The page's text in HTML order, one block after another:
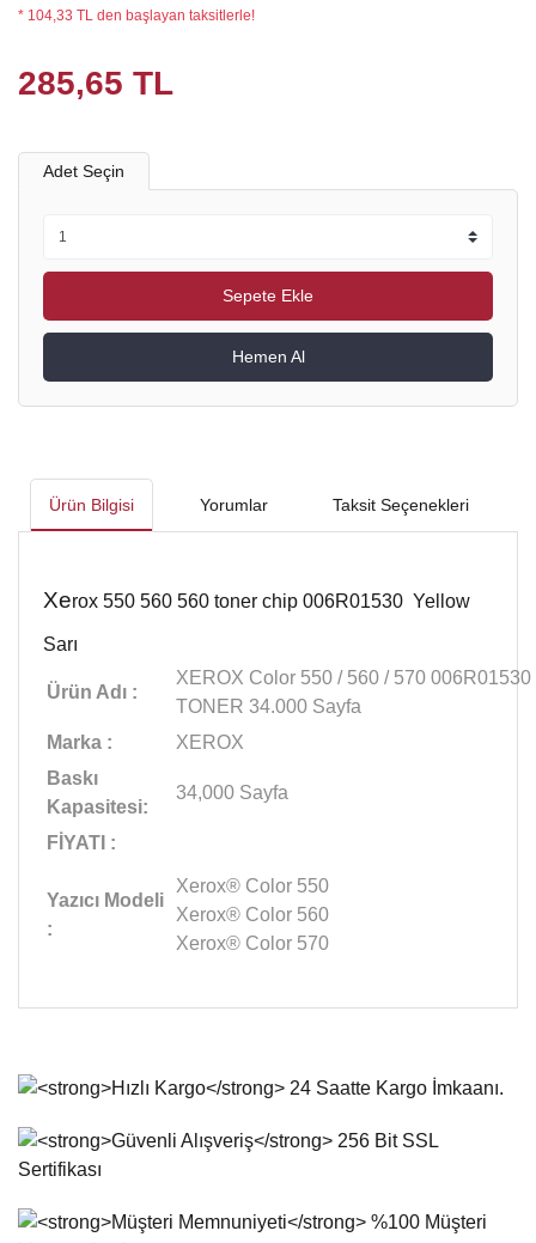
* 104,33 TL den başlayan taksitlerle!
285,65 TL
Adet Seçin
Sepete Ekle
Hemen Al
Ürün Bilgisi Yorumlar Taksit Seçenekleri
Xerox 550 560 560 toner chip 006R01530 Yellow
Sarı
Ürün Adı :
XEROX Color 550 / 560 / 570 006R01530
TONER 34.000 Sayfa
Marka :
XEROX
Baskı
Kapasitesi:
34,000 Sayfa
FİYATI :
Yazıcı Modeli
:
Xerox® Color 550
Xerox® Color 560
Xerox® Color 570
Bu ürünün fiyat bilgisi, resim, ürün açıklamalarında ve diğer
Görüş ve önerileriniz için teşekkür ederiz.
Ürün resmi kalitesiz, bozuk veya görüntülenemiyor.
Ürün açıklamasında eksik bilgiler bulunuyor.